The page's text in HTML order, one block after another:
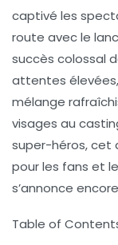
captivé les
route avec le
succès colossal
attentes
mélange
visages au
super-héros, cet
pour les fans et
s’annonce
Table of